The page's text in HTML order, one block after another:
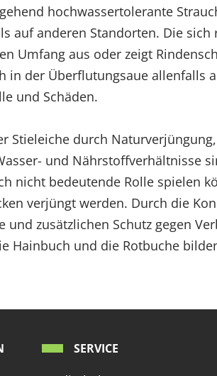
hochwassertolerante
auf anderen Standorten. Die
Umfang aus oder zeigt
der Überflutungsaue allenfalls
und Schäden.
Stieleiche durch
und Nährstoffverhältnisse
nicht bedeutende Rolle spielen
verjüngt werden. Durch die
zusätzlichen Schutz gegen
Hainbuch und die Rotbuche
SERVICE